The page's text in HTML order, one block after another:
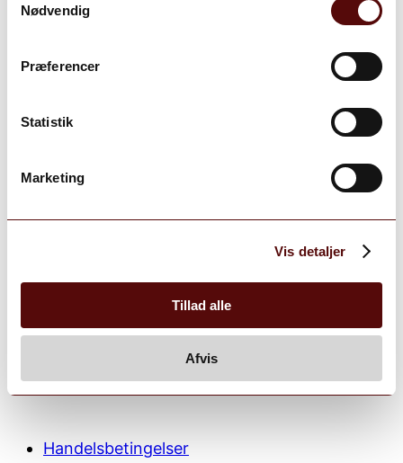
Nødvendig
Præferencer
Statistik
Marketing
Vis detaljer
Tillad alle
Afvis
Kundeservice
Information
Handelsbetingelser